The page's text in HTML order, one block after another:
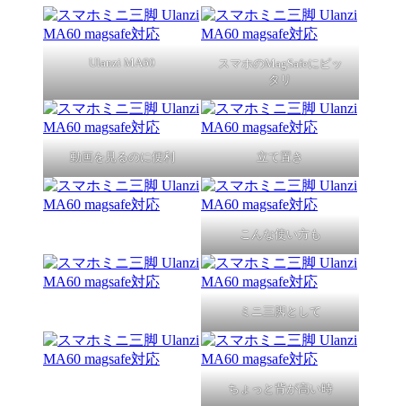
Ulanzi MA60
スマホのMagSafeにピッ
タリ
動画を見るのに便利 立て置き
こんな使い方も
ミニ三脚として
ちょっと背が高い時